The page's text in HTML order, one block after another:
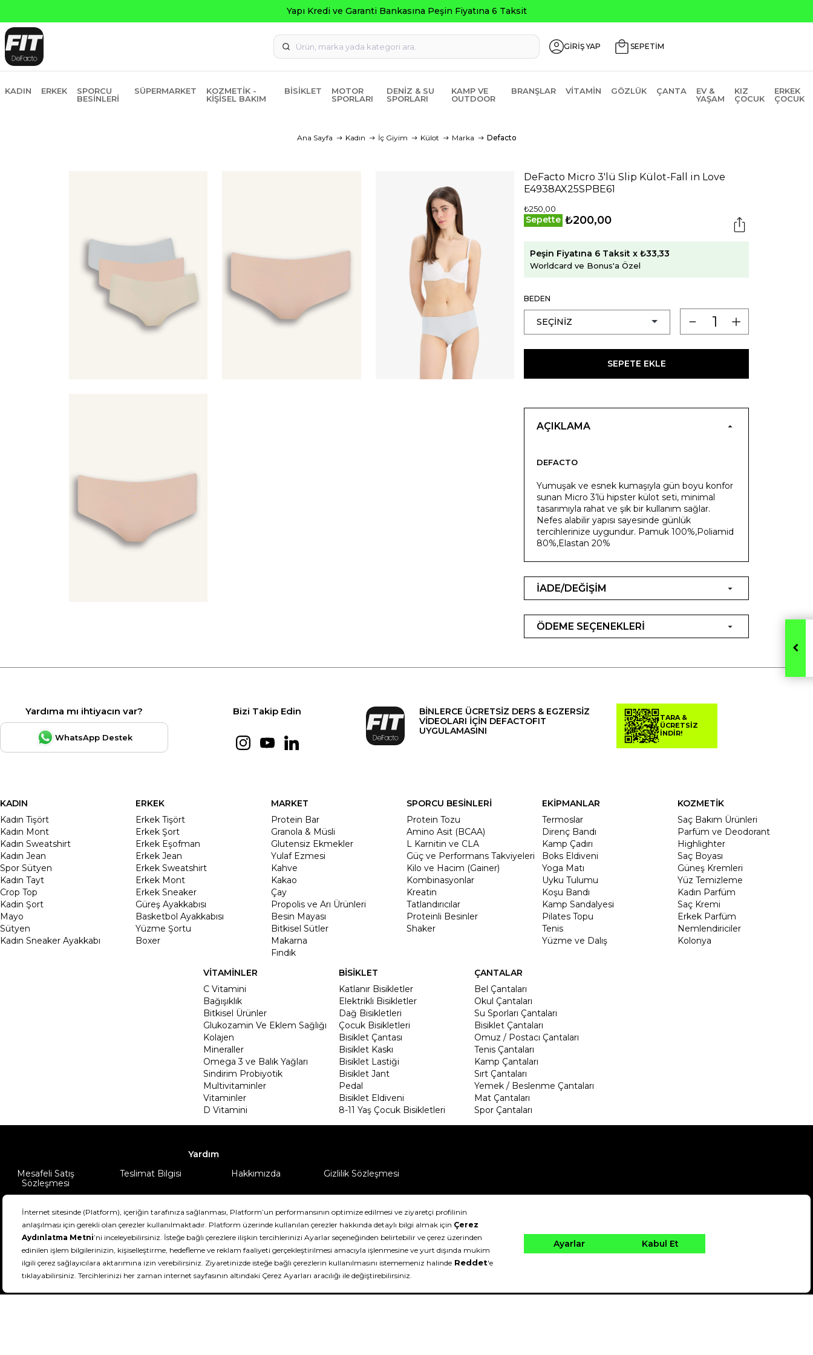
GİRİŞ YAP SEPETİM
KADIN ERKEK
SPORCU
BESINLERI
SÜPERMARKET
KOZMETIK -
KIŞISEL BAKIM
BISIKLET
MOTOR
SPORLARI
DENIZ & SU
SPORLARI
KAMP VE
OUTDOOR
BRANŞLAR VITAMIN GÖZLÜK ÇANTA
EV &
YAŞAM
KIZ
ÇOCUK
ERKEK
ÇOCUK
Ana Sayfa Kadın İç Giyim Külot Marka Defacto
DeFacto Micro 3'lü Slip Külot-Fall in Love
E4938AX25SPBE61
₺250,00
Sepette ₺200,00
Peşin Fiyatına 6 Taksit x ₺33,33
Worldcard ve Bonus'a Özel
BEDEN
SEPETE EKLE
AÇIKLAMA
DEFACTO
Yumuşak ve esnek kumaşıyla gün boyu konfor
sunan Micro 3’lü hipster külot seti, minimal
tasarımıyla rahat ve şık bir kullanım sağlar.
Nefes alabilir yapısı sayesinde günlük
tercihlerinize uygundur. Pamuk 100%,Poliamid
80%,Elastan 20%
İADE/DEĞİŞİM
ÖDEME SEÇENEKLERİ
Yardıma mı ihtiyacın var?
WhatsApp Destek
Bizi Takip Edin
BİNLERCE ÜCRETSİZ DERS & EGZERSİZ
VİDEOLARI İÇİN DEFACTOFIT
UYGULAMASINI
TARA &
ÜCRETSİZ
İNDİR!
KADIN
Kadın Tişört
Kadın Mont
Kadın Sweatshirt
Kadın Jean
Spor Sütyen
Kadın Tayt
Crop Top
Kadin Şort
Mayo
Sütyen
Kadın Sneaker Ayakkabı
ERKEK
Erkek Tişört
Erkek Şort
Erkek Eşofman
Erkek Jean
Erkek Sweatshirt
Erkek Mont
Erkek Sneaker
Güreş Ayakkabısı
Basketbol Ayakkabısı
Yüzme Şortu
Boxer
MARKET
Protein Bar
Granola & Müsli
Glutensiz Ekmekler
Yulaf Ezmesi
Kahve
Kakao
Çay
Propolis ve Arı Ürünleri
Besin Mayası
Bitkisel Sütler
Makarna
Fındık
SPORCU BESİNLERİ
Protein Tozu
Amino Asit (BCAA)
L Karnitin ve CLA
Güç ve Performans Takviyeleri
Kilo ve Hacim (Gainer)
Kombinasyonlar
Kreatin
Tatlandırıcılar
Proteinli Besinler
Shaker
EKİPMANLAR
Termoslar
Direnç Bandı
Kamp Çadırı
Boks Eldiveni
Yoga Matı
Uyku Tulumu
Koşu Bandı
Kamp Sandalyesi
Pilates Topu
Tenis
Yüzme ve Dalış
KOZMETİK
Saç Bakım Ürünleri
Parfüm ve Deodorant
Highlighter
Saç Boyası
Güneş Kremleri
Yüz Temizleme
Kadın Parfüm
Saç Kremi
Erkek Parfüm
Nemlendiriciler
Kolonya
VİTAMİNLER
C Vitamini
Bağışıklık
Bitkisel Ürünler
Glukozamin Ve Eklem Sağlığı
Kolajen
Mineraller
Omega 3 ve Balık Yağları
Sindirim Probiyotik
Multivitaminler
Vitaminler
D Vitamini
BİSİKLET
Katlanır Bisikletler
Elektrikli Bisikletler
Dağ Bisikletleri
Çocuk Bisikletleri
Bisiklet Çantası
Bisiklet Kaskı
Bisiklet Lastiği
Bisiklet Jant
Pedal
Bisiklet Eldiveni
8-11 Yaş Çocuk Bisikletleri
ÇANTALAR
Bel Çantaları
Okul Çantaları
Su Sporları Çantaları
Bisiklet Çantaları
Omuz / Postacı Çantaları
Tenis Çantaları
Kamp Çantaları
Sırt Çantaları
Yemek / Beslenme Çantaları
Mat Çantaları
Spor Çantaları
Yardım
Mesafeli Satış
Sözleşmesi
Teslimat Bilgisi Hakkımızda Gizlilik Sözleşmesi
DeFactoFIT ©️ 2022-2026. Tüm hakları saklıdır.